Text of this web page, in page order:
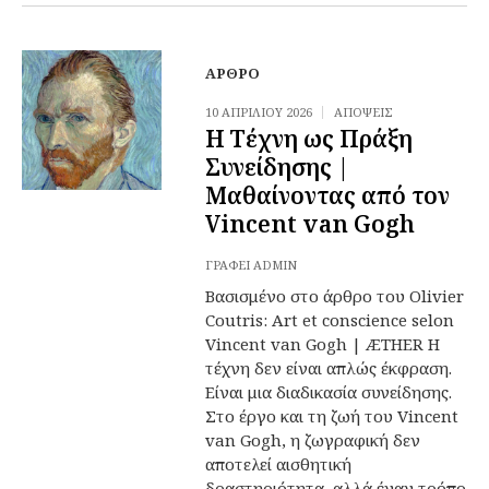
ΆΡΘΡΟ
10 ΑΠΡΙΛΊΟΥ 2026 ΑΠΌΨΕΙΣ
Η Τέχνη ως Πράξη
Συνείδησης |
Μαθαίνοντας από τον
Vincent van Gogh
ΓΡΆΦΕΙ ADMIN
Βασισμένο στο άρθρο του Olivier
Coutris: Art et conscience selon
Vincent van Gogh | ÆTHER Η
τέχνη δεν είναι απλώς έκφραση.
Είναι μια διαδικασία συνείδησης.
Στο έργο και τη ζωή του Vincent
van Gogh, η ζωγραφική δεν
αποτελεί αισθητική